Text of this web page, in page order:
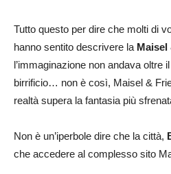
Tutto questo per dire che molti di
hanno sentito descrivere la Maisel
l’immaginazione non andava oltre
birrificio… non è così, Maisel &
realtà supera la fantasia più
Non è un’iperbole dire che la città,
che accedere al complesso sito